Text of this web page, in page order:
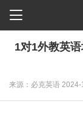

1对1外教英
来源：必克英语 2024-